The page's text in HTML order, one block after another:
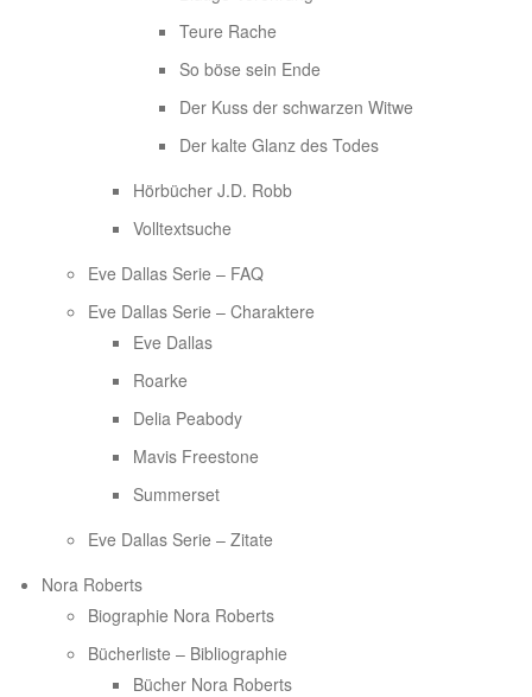
Teure Rache
So böse sein Ende
Der Kuss der schwarzen Witwe
Der kalte Glanz des Todes
Hörbücher J.D. Robb
Volltextsuche
Eve Dallas Serie – FAQ
Eve Dallas Serie – Charaktere
Eve Dallas
Roarke
Delia Peabody
Mavis Freestone
Summerset
Eve Dallas Serie – Zitate
Nora Roberts
Biographie Nora Roberts
Bücherliste – Bibliographie
Bücher Nora Roberts